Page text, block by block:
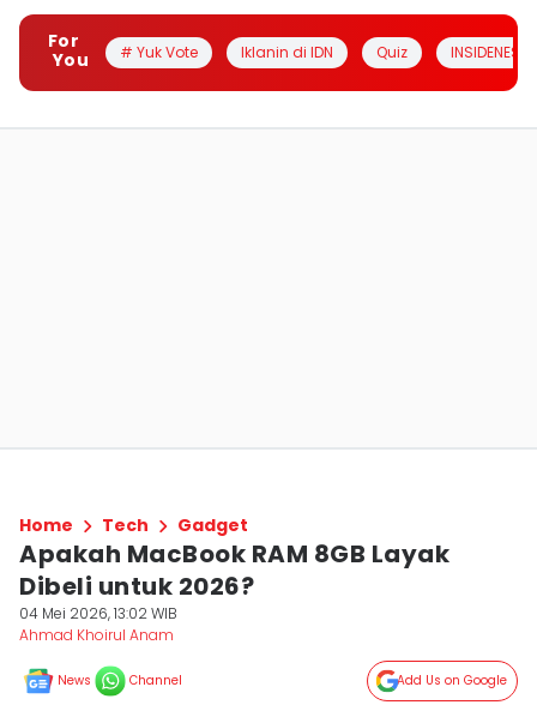
For
You
# Yuk Vote Iklanin di IDN Quiz INSIDENESIA
Home Tech Gadget
Apakah MacBook RAM 8GB Layak
Dibeli untuk 2026?
04 Mei 2026, 13:02 WIB
Ahmad Khoirul Anam
News Channel Add Us on Google